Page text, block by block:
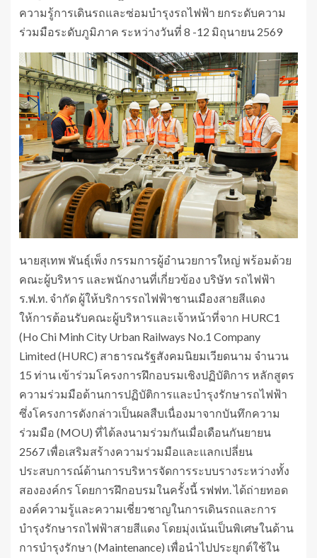
ความรู้การเดินรถและซ่อมบำรุงรถไฟฟ้า ยกระดับความ
ร่วมมือระดับภูมิภาค ระหว่างวันที่ 8 -12 มิถุนายน 2569
นายสุเทพ พันธุ์เพ็ง กรรมการผู้อำนวยการใหญ่ พร้อมด้วย
คณะผู้บริหาร และพนักงานที่เกี่ยวข้อง บริษัท รถไฟฟ้า
ร.ฟ.ท. จำกัด ผู้ให้บริการรถไฟฟ้าชานเมืองสายสีแดง
ให้การต้อนรับคณะผู้บริหารและเจ้าหน้าที่จาก HURC1
(Ho Chi Minh City Urban Railways No.1 Company
Limited (HURC) สาธารณรัฐสังคมนิยมเวียดนาม จำนวน
15 ท่าน เข้าร่วมโครงการฝึกอบรมเชิงปฏิบัติการ หลักสูตร
ความร่วมมือด้านการปฏิบัติการและบำรุงรักษารถไฟฟ้า
ซึ่งโครงการดังกล่าวเป็นผลสืบเนื่องมาจากบันทึกความ
ร่วมมือ (MOU) ที่ได้ลงนามร่วมกันเมื่อเดือนกันยายน
2567 เพื่อเสริมสร้างความร่วมมือและแลกเปลี่ยน
ประสบการณ์ด้านการบริหารจัดการระบบรางระหว่างทั้ง
สององค์กร โดยการฝึกอบรมในครั้งนี้ รฟฟท. ได้ถ่ายทอด
องค์ความรู้และความเชี่ยวชาญในการเดินรถและการ
บำรุงรักษารถไฟฟ้าสายสีแดง โดยมุ่งเน้นเป็นพิเศษในด้าน
การบำรุงรักษา (Maintenance) เพื่อนำไปประยุกต์ใช้ใน